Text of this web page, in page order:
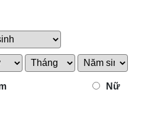
Nữ